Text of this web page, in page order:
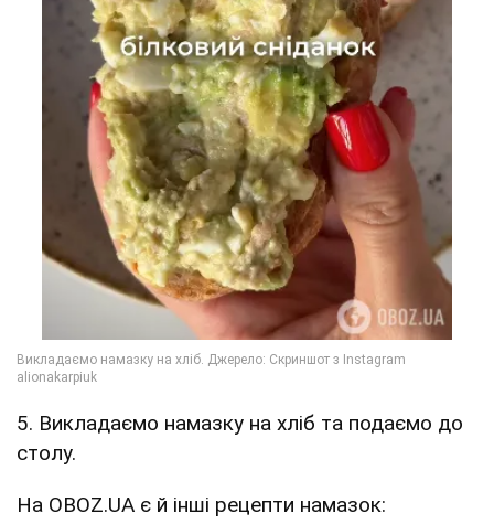
5. Викладаємо намазку на хліб та подаємо до
столу.
На OBOZ.UA є й інші рецепти намазок: